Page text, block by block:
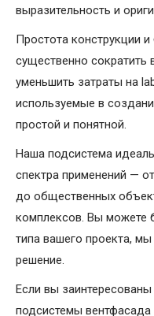
выразительность и
Простота конструкции
существенно сократить
уменьшить затраты на
используемые в
простой и понятной.
Наша подсистема
спектра применений —
до общественных
комплексов. Вы можете
типа вашего проекта,
решение.
Если вы
подсистемы